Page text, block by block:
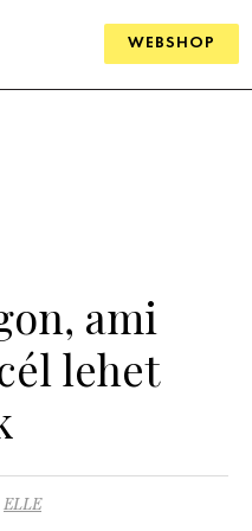
WEBSHOP
ami
lehet
ELLE